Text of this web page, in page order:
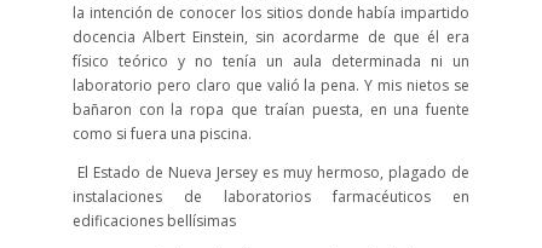
la intención de conocer los sitios donde había impartido
docencia Albert Einstein, sin acordarme de que él era
físico teórico y no tenía un aula determinada ni un
laboratorio pero claro que valió la pena. Y mis nietos se
bañaron con la ropa que traían puesta, en una fuente
como si fuera una piscina.
El Estado de Nueva Jersey es muy hermoso, plagado de
instalaciones de laboratorios farmacéuticos en
edificaciones bellísimas